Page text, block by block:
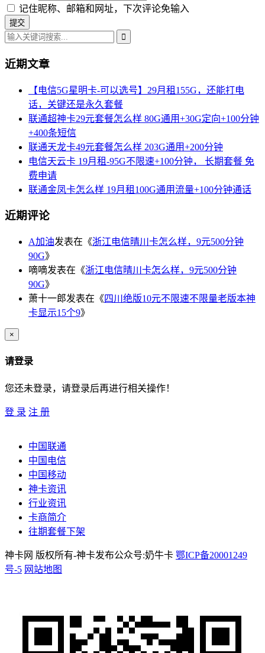
记住昵称、邮箱和网址，下次评论免输入
近期文章
【电信5G星明卡-可以选号】29月租155G，还能打电
话，关键还是永久套餐
联通超神卡29元套餐怎么样 80G通用+30G定向+100分钟
+400条短信
联通天龙卡49元套餐怎么样 203G通用+200分钟
电信天云卡 19月租-95G不限速+100分钟， 长期套餐 免
费申请
联通金凤卡怎么样 19月租100G通用流量+100分钟通话
近期评论
A加油发表在《浙江电信晴川卡怎么样，9元500分钟
90G》
嘀嘀发表在《浙江电信晴川卡怎么样，9元500分钟
90G》
萧十一郎发表在《四川绝版10元不限速不限量老版本神
卡显示15个9》
×
请登录
您还未登录，请登录后再进行相关操作！
登 录 注 册
中国联通
中国电信
中国移动
神卡资讯
行业资讯
卡商简介
往期套餐下架
神卡网 版权所有-神卡发布公众号:奶牛卡 鄂ICP备20001249
号-5 网站地图